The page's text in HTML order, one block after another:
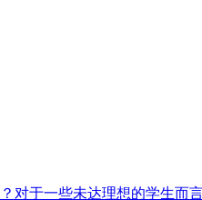
对于一些未达理想的学生而